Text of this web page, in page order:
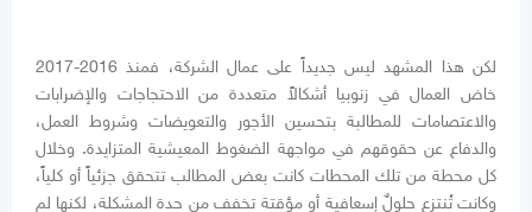
لكن هذا المشهد ليس جديداً على عمال الشركة، فمنذ 2016-2017
خاض العمال في زنوبيا أشكالاً متعددة من الاحتجاجات والإضرابات
والاعتصامات للمطالبة بتحسين الأجور والتعويضات وشروط العمل،
والدفاع عن حقوقهم في مواجهة الضغوط المعيشية المتزايدة. وخلال
كل محطة من تلك المحطات كانت بعض المطالب تتحقق جزئياً أو كلياً،
وكانت تُنتزع حلولٌ إسعافية أو مؤقتة تخفف من حدة المشكلة، لكنها لم